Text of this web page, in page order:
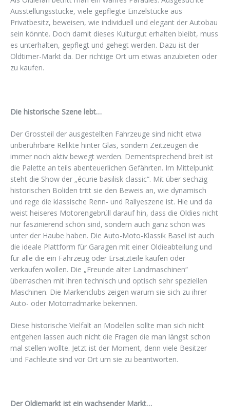
Ausstellungsstücke, viele gepflegte Einzelstücke aus
Privatbesitz, beweisen, wie individuell und elegant der Autobau
sein könnte. Doch damit dieses Kulturgut erhalten bleibt, muss
es unterhalten, gepflegt und gehegt werden. Dazu ist der
Oldtimer-Markt da. Der richtige Ort um etwas anzubieten oder
zu kaufen.
Die historische Szene lebt…
Der Grossteil der ausgestellten Fahrzeuge sind nicht etwa
unberührbare Relikte hinter Glas, sondern Zeitzeugen die
immer noch aktiv bewegt werden. Dementsprechend breit ist
die Palette an teils abenteuerlichen Gefährten. Im Mittelpunkt
steht die Show der „écurie basilisk classic“. Mit über sechzig
historischen Boliden tritt sie den Beweis an, wie dynamisch
und rege die klassische Renn- und Rallyeszene ist. Hie und da
weist heiseres Motorengebrüll darauf hin, dass die Oldies nicht
nur faszinierend schön sind, sondern auch ganz schön was
unter der Haube haben. Die Auto-Moto-Klassik Basel ist auch
die ideale Plattform für Garagen mit einer Oldieabteilung und
für alle die ein Fahrzeug oder Ersatzteile kaufen oder
verkaufen wollen. Die „Freunde alter Landmaschinen“
überraschen mit ihren technisch und optisch sehr speziellen
Maschinen. Die Markenclubs zeigen warum sie sich zu ihrer
Auto- oder Motorradmarke bekennen.
Diese historische Vielfalt an Modellen sollte man sich nicht
entgehen lassen auch nicht die Fragen die man längst schon
mal stellen wollte. Jetzt ist der Moment, denn viele Besitzer
und Fachleute sind vor Ort um sie zu beantworten.
Der Oldiemarkt ist ein wachsender Markt…